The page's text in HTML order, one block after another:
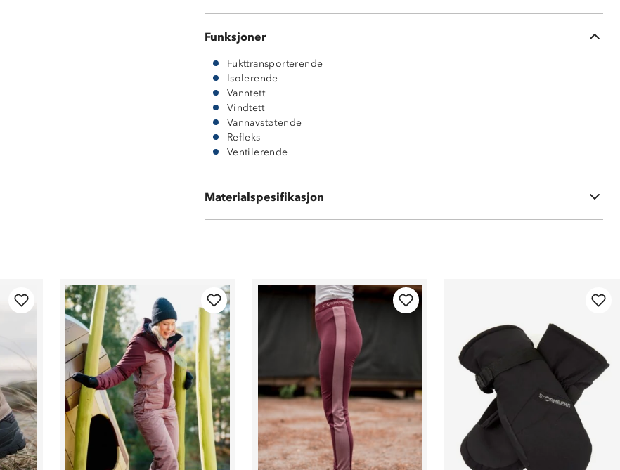
Funksjoner
Fukttransporterende
Isolerende
Vanntett
Vindtett
Vannavstøtende
Refleks
Ventilerende
Materialspesifikasjon
Vattering: 100 % polyester